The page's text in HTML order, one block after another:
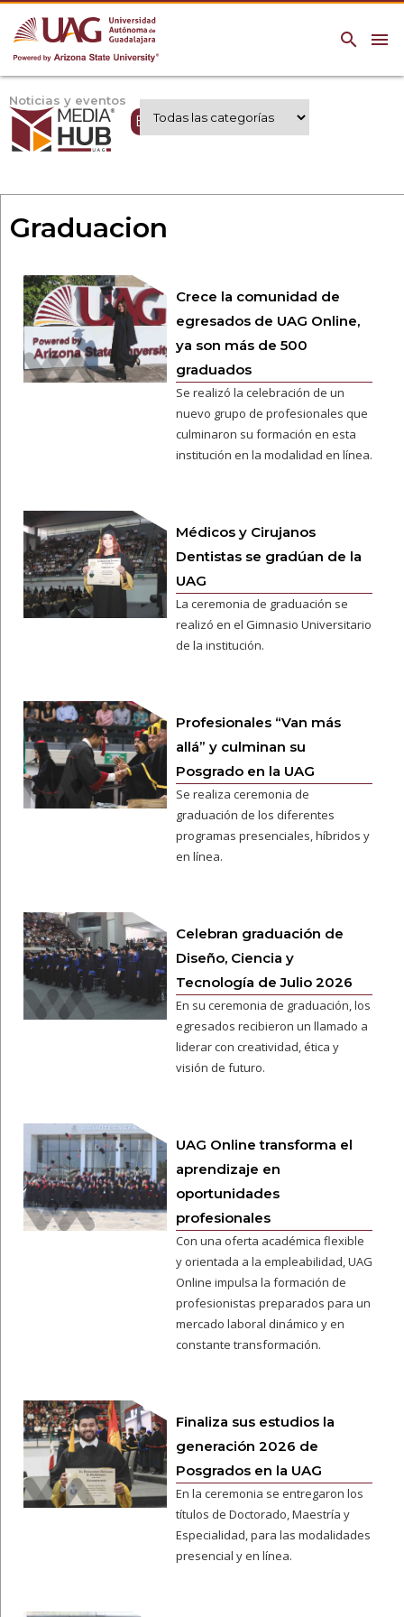
menu
search
Noticias y eventos
Expertos UAG
Graduacion
Crece la comunidad de
egresados de UAG Online,
ya son más de 500
graduados
Se realizó la celebración de un
nuevo grupo de profesionales que
culminaron su formación en esta
institución en la modalidad en línea.
Médicos y Cirujanos
Dentistas se gradúan de la
UAG
La ceremonia de graduación se
realizó en el Gimnasio Universitario
de la institución.
Profesionales “Van más
allá” y culminan su
Posgrado en la UAG
Se realiza ceremonia de
graduación de los diferentes
programas presenciales, híbridos y
en línea.
Celebran graduación de
Diseño, Ciencia y
Tecnología de Julio 2026
En su ceremonia de graduación, los
egresados recibieron un llamado a
liderar con creatividad, ética y
visión de futuro.
UAG Online transforma el
aprendizaje en
oportunidades
profesionales
Con una oferta académica flexible
y orientada a la empleabilidad, UAG
Online impulsa la formación de
profesionistas preparados para un
mercado laboral dinámico y en
constante transformación.
Finaliza sus estudios la
generación 2026 de
Posgrados en la UAG
En la ceremonia se entregaron los
títulos de Doctorado, Maestría y
Especialidad, para las modalidades
presencial y en línea.